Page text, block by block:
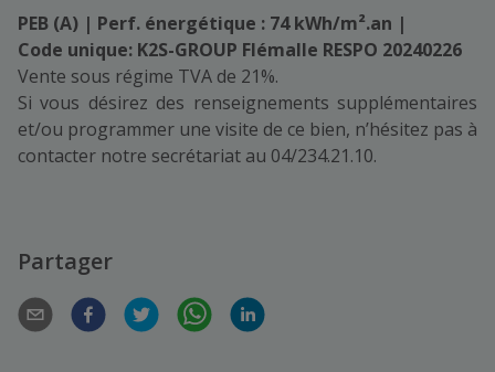
PEB (A) | Perf. énergétique : 74 kWh/m².an |
Code unique: K2S-GROUP Flémalle RESPO 20240226
Vente sous régime TVA de 21%.
Si vous désirez des renseignements supplémentaires
et/ou programmer une visite de ce bien, n’hésitez pas à
contacter notre secrétariat au 04/234.21.10.
Partager